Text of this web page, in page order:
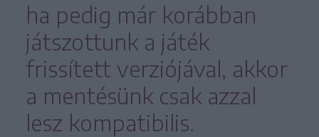
ha pedig már korábban
játszottunk a játék
frissített verziójával, akkor
a mentésünk csak azzal
lesz kompatibilis.